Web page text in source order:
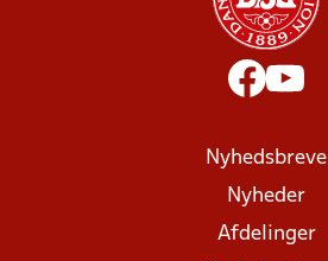
Nyhedsbreve
Nyheder
Afdelinger